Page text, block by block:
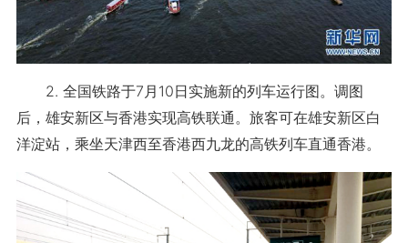
2. 全国铁路于7月10日实施新的列车运行图。调图
后，雄安新区与香港实现高铁联通。旅客可在雄安新区白
洋淀站，乘坐天津西至香港西九龙的高铁列车直通香港。